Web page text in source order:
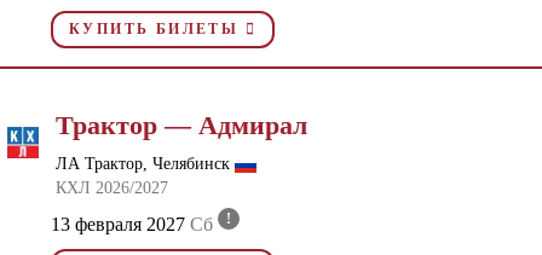
КУПИТЬ БИЛЕТЫ
Трактор — Адмирал
ЛА Трактор, Челябинск
КХЛ 2026/2027
13 февраля 2027 Сб !